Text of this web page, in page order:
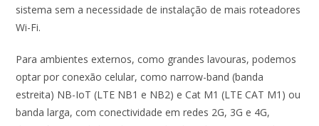
sistema sem a necessidade de instalação de mais roteadores
Wi-Fi.
Para ambientes externos, como grandes lavouras, podemos
optar por conexão celular, como narrow-band (banda
estreita) NB-IoT (LTE NB1 e NB2) e Cat M1 (LTE CAT M1) ou
banda larga, com conectividade em redes 2G, 3G e 4G,